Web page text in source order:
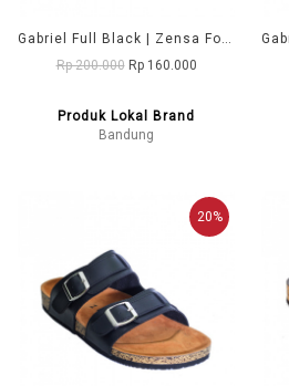
Gabriel Full Black | Zensa Footwear Sandal Jepit Pria Casual
Rp 200.000 Rp 160.000
Produk Lokal Brand
Bandung
20%